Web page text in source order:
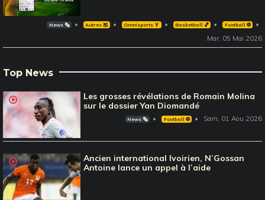
News 🗞️ Autres 🎽 Omnisports 🏅 Basketball 🏀 Football ⚽️
Mar, 05 Mai 2026
Top News
Les grosses révélations de Romain Molina
sur le dossier Yan Diomandé
News 🗞️ Football ⚽️ Sam, 01 Aou 2026
Ancien international Ivoirien, N’Gossan
Antoine lance un appel à l’aide